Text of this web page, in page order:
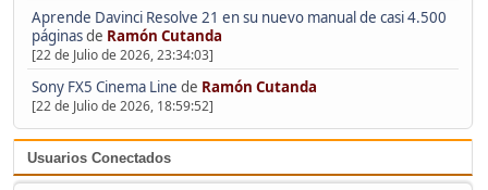
Aprende Davinci Resolve 21 en su nuevo manual de casi 4.500
páginasde Ramón Cutanda
[22 de Julio de 2026, 23:34:03]
Sony FX5 Cinema Line de Ramón Cutanda
[22 de Julio de 2026, 18:59:52]
Usuarios Conectados